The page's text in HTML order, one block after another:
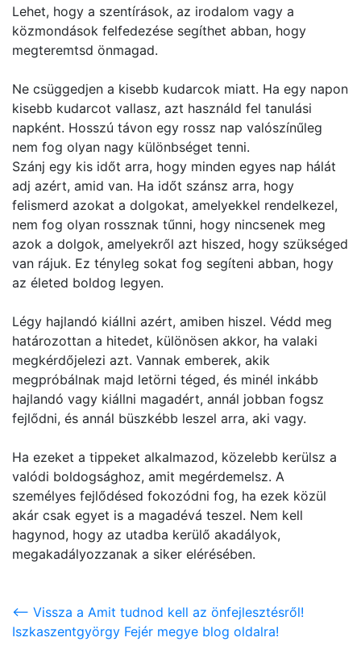
Lehet, hogy a szentírások, az irodalom vagy a
közmondások felfedezése segíthet abban, hogy
megteremtsd önmagad.
Ne csüggedjen a kisebb kudarcok miatt. Ha egy napon
kisebb kudarcot vallasz, azt használd fel tanulási
napként. Hosszú távon egy rossz nap valószínűleg
nem fog olyan nagy különbséget tenni.
Szánj egy kis időt arra, hogy minden egyes nap hálát
adj azért, amid van. Ha időt szánsz arra, hogy
felismerd azokat a dolgokat, amelyekkel rendelkezel,
nem fog olyan rossznak tűnni, hogy nincsenek meg
azok a dolgok, amelyekről azt hiszed, hogy szükséged
van rájuk. Ez tényleg sokat fog segíteni abban, hogy
az életed boldog legyen.
Légy hajlandó kiállni azért, amiben hiszel. Védd meg
határozottan a hitedet, különösen akkor, ha valaki
megkérdőjelezi azt. Vannak emberek, akik
megpróbálnak majd letörni téged, és minél inkább
hajlandó vagy kiállni magadért, annál jobban fogsz
fejlődni, és annál büszkébb leszel arra, aki vagy.
Ha ezeket a tippeket alkalmazod, közelebb kerülsz a
valódi boldogsághoz, amit megérdemelsz. A
személyes fejlődésed fokozódni fog, ha ezek közül
akár csak egyet is a magadévá teszel. Nem kell
hagynod, hogy az utadba kerülő akadályok,
megakadályozzanak a siker elérésében.
<-- Vissza a Amit tudnod kell az önfejlesztésről!
Iszkaszentgyörgy Fejér megye blog oldalra!